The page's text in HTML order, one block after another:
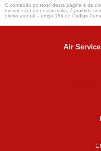
O conteúdo do texto desta página é de
mesmo citando nossos links, é proibida
direito autoral – artigo 184 do Código
Air